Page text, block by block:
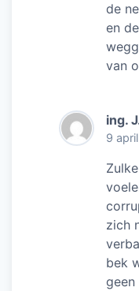
de
en
van
ing.
9
zich
bek
geen